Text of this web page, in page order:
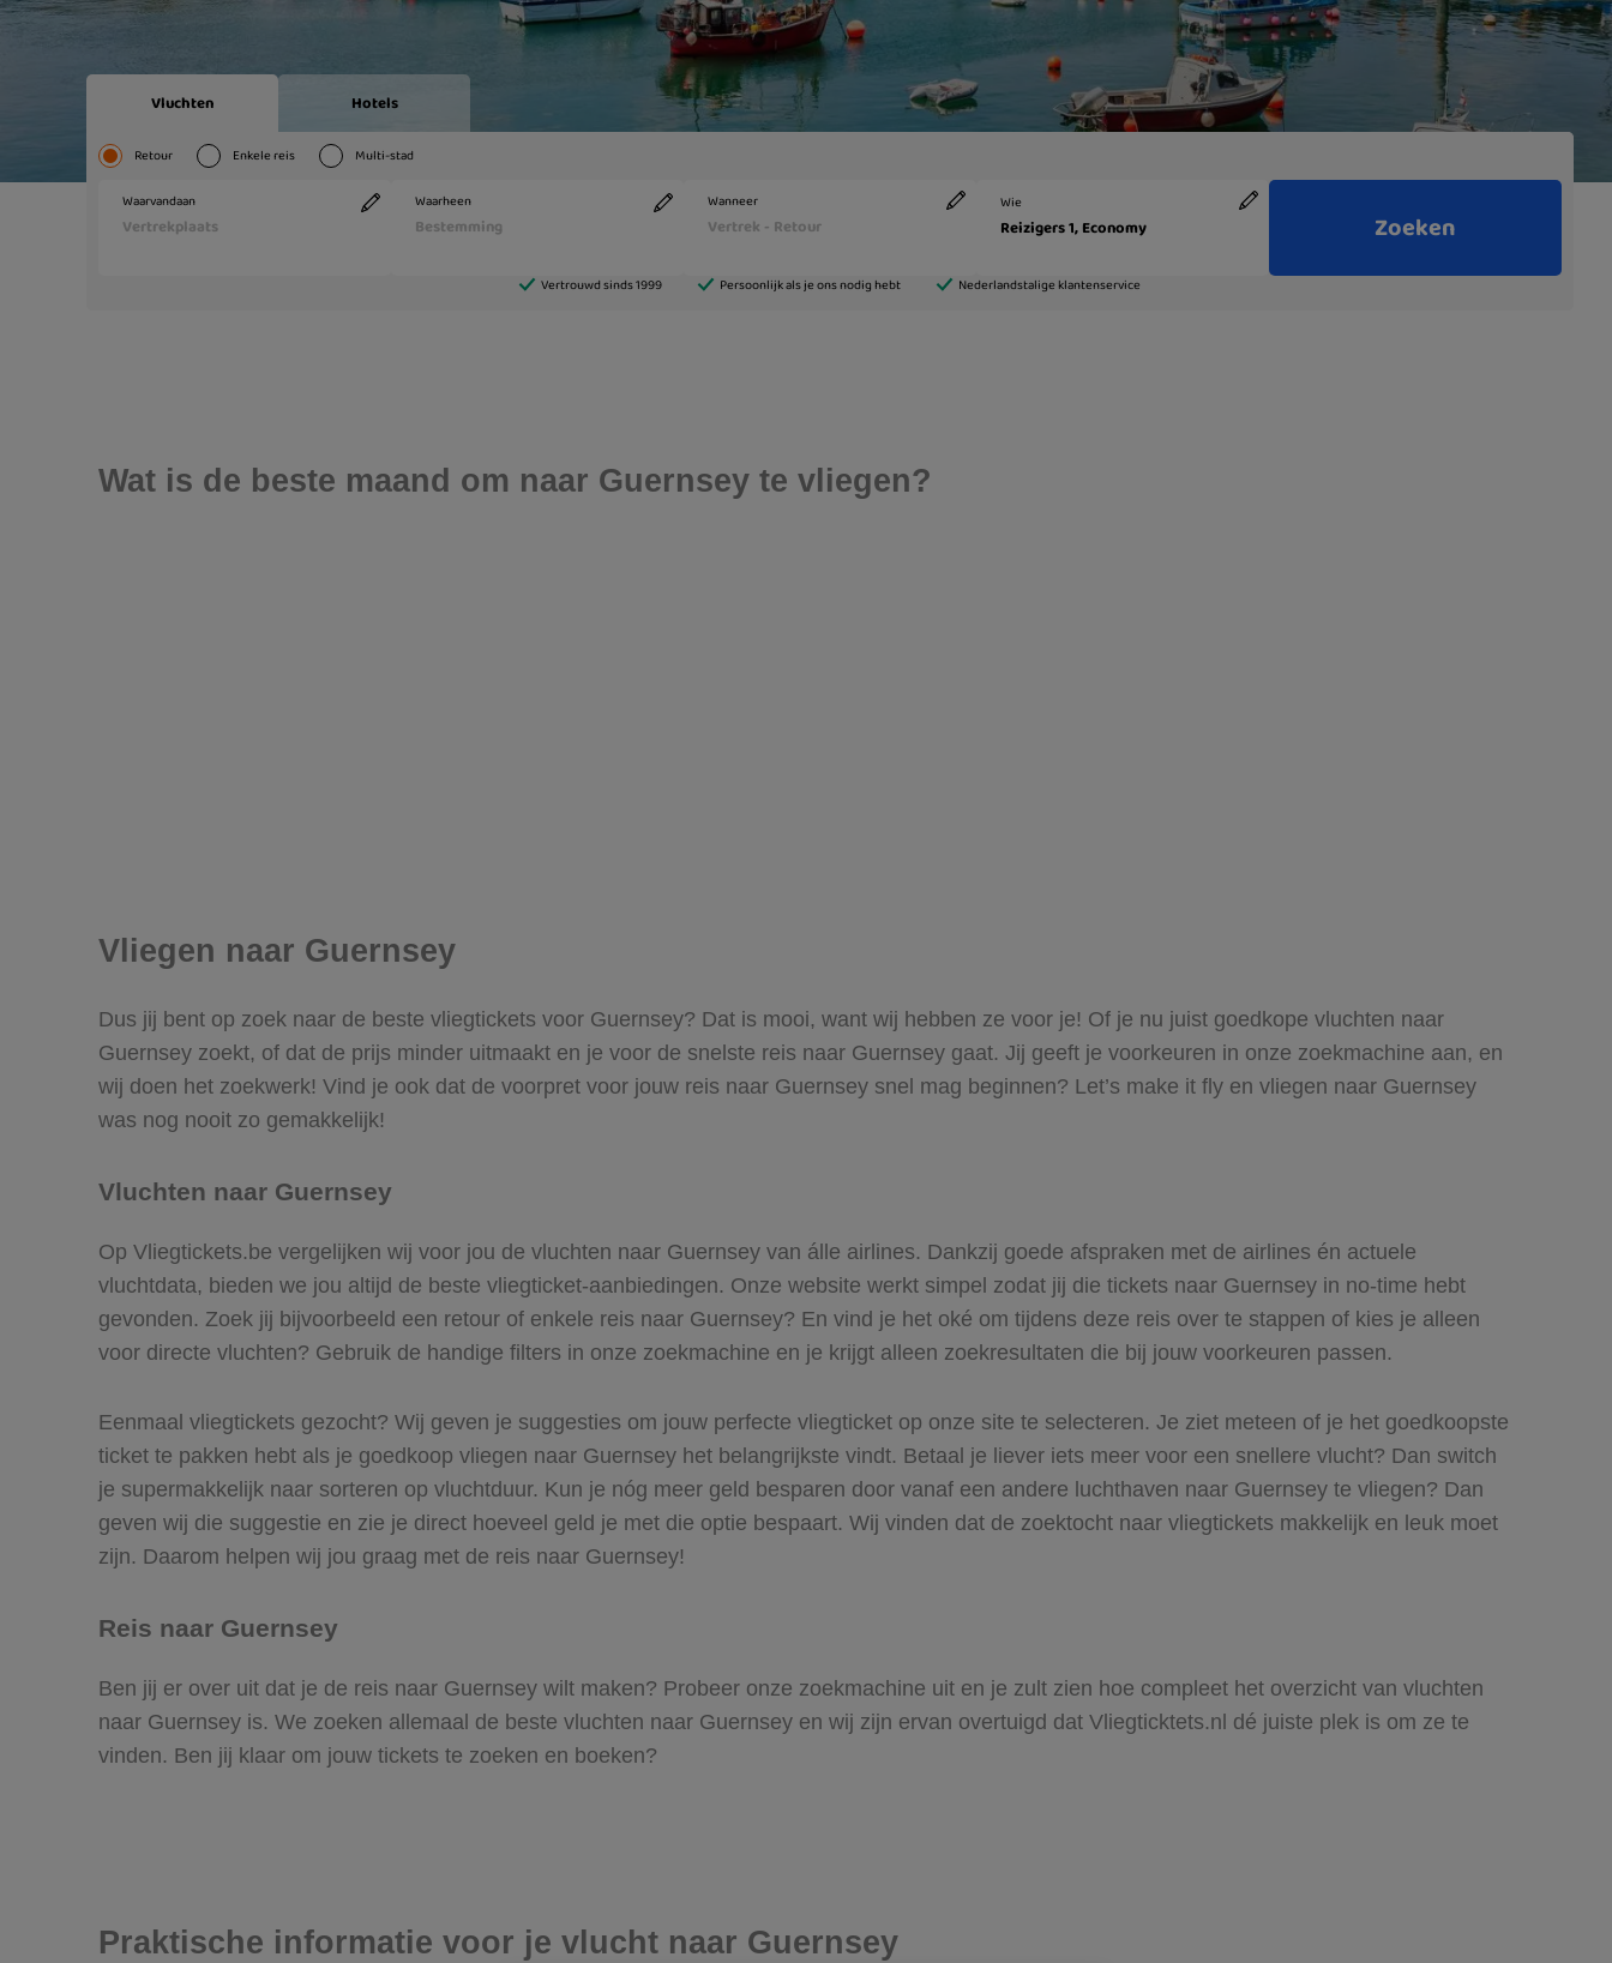
Wat is de beste maand om naar Guernsey te vliegen?
Vliegen naar Guernsey
Dus jij bent op zoek naar de beste vliegtickets voor Guernsey? Dat is mooi, want wij hebben ze voor je! Of je nu juist goedkope vluchten naar
Guernsey zoekt, of dat de prijs minder uitmaakt en je voor de snelste reis naar Guernsey gaat. Jij geeft je voorkeuren in onze zoekmachine aan, en
wij doen het zoekwerk! Vind je ook dat de voorpret voor jouw reis naar Guernsey snel mag beginnen? Let’s make it fly en vliegen naar Guernsey
was nog nooit zo gemakkelijk!
Vluchten naar Guernsey
Op Vliegtickets.be vergelijken wij voor jou de vluchten naar Guernsey van álle airlines. Dankzij goede afspraken met de airlines én actuele
vluchtdata, bieden we jou altijd de beste vliegticket-aanbiedingen. Onze website werkt simpel zodat jij die tickets naar Guernsey in no-time hebt
gevonden. Zoek jij bijvoorbeeld een retour of enkele reis naar Guernsey? En vind je het oké om tijdens deze reis over te stappen of kies je alleen
voor directe vluchten? Gebruik de handige filters in onze zoekmachine en je krijgt alleen zoekresultaten die bij jouw voorkeuren passen.
Eenmaal vliegtickets gezocht? Wij geven je suggesties om jouw perfecte vliegticket op onze site te selecteren. Je ziet meteen of je het goedkoopste
ticket te pakken hebt als je goedkoop vliegen naar Guernsey het belangrijkste vindt. Betaal je liever iets meer voor een snellere vlucht? Dan switch
je supermakkelijk naar sorteren op vluchtduur. Kun je nóg meer geld besparen door vanaf een andere luchthaven naar Guernsey te vliegen? Dan
geven wij die suggestie en zie je direct hoeveel geld je met die optie bespaart. Wij vinden dat de zoektocht naar vliegtickets makkelijk en leuk moet
zijn. Daarom helpen wij jou graag met de reis naar Guernsey!
Reis naar Guernsey
Ben jij er over uit dat je de reis naar Guernsey wilt maken? Probeer onze zoekmachine uit en je zult zien hoe compleet het overzicht van vluchten
naar Guernsey is. We zoeken allemaal de beste vluchten naar Guernsey en wij zijn ervan overtuigd dat Vliegticktets.nl dé juiste plek is om ze te
vinden. Ben jij klaar om jouw tickets te zoeken en boeken?
Praktische informatie voor je vlucht naar Guernsey